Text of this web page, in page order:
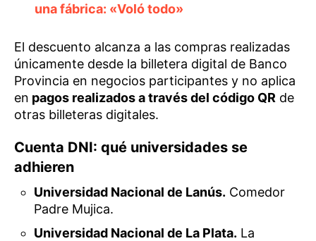
una fábrica: «Voló todo»
El descuento alcanza a las compras realizadas
únicamente desde la billetera digital de Banco
Provincia en negocios participantes y no aplica
en pagos realizados a través del código QR de
otras billeteras digitales.
Cuenta DNI: qué universidades se
adhieren
Universidad Nacional de Lanús. Comedor
Padre Mujica.
Universidad Nacional de La Plata. La